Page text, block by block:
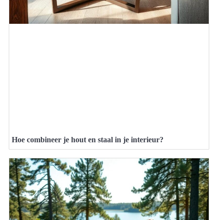
Hoe combineer je hout en staal in je interieur?